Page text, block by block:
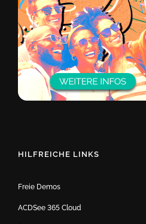
HILFREICHE LINKS
Freie Demos
ACDSee 365 Cloud